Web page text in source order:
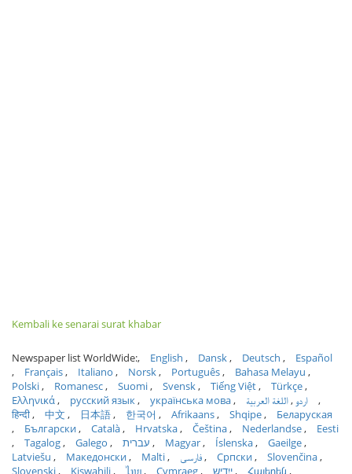
Kembali ke senarai surat khabar
Newspaper list WorldWide: English Dansk Deutsch
Español
Français
Italiano Norsk Português
Bahasa Melayu
Polski
Romanesc Suomi Svensk Tiếng Việt
Türkçe
Ελληνικά
русский язык українська мова اردو اللغة العربية
हिन्दी
中文 日本語 한국어 Afrikaans Shqipe
Беларуская
Български
Català Hrvatska Čeština Nederlandse
Eesti
Tagalog
Galego עברית Magyar Íslenska
Gaeilge
Latviešu
Македонски Malti فارسی Српски
Slovenčina
Slovenski
Kiswahili ไทย Cymraeg ייִדיש Հայերեն